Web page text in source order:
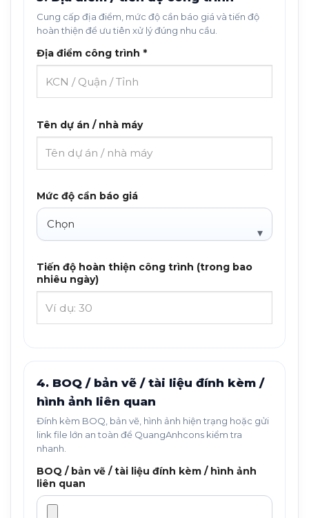
Cung cấp địa điểm, mức độ cần báo giá và tiến độ
hoàn thiện để ưu tiên xử lý đúng nhu cầu.
Địa điểm công trình *
Tên dự án / nhà máy
Mức độ cần báo giá
Tiến độ hoàn thiện công trình (trong bao
nhiêu ngày)
4. BOQ / bản vẽ / tài liệu đính kèm /
hình ảnh liên quan
Đính kèm BOQ, bản vẽ, hình ảnh hiện trạng hoặc gửi
link file lớn an toàn để QuangAnhcons kiểm tra
nhanh.
BOQ / bản vẽ / tài liệu đính kèm / hình ảnh
liên quan